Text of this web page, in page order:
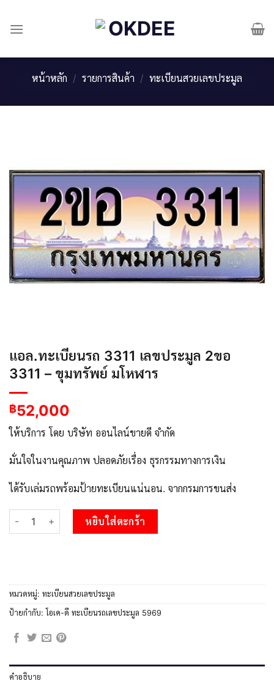
content
หน้าหลัก / รายการสินค้า / ทะเบียนสวยเลขประมูล
แอล.ทะเบียนรถ 3311 เลขประมูล 2ขอ
3311 – ขุมทรัพย์ มโหฬาร
฿52,000
ให้บริการ โดย บริษัท ออนไลน์ขายดี จำกัด
มั่นใจในงานคุณภาพ ปลอดภัยเรื่อง ธุรกรรมทางการเงิน
ได้รับเล่มรถพร้อมป้ายทะเบียนแน่นอน. จากกรมการขนส่ง
จำนวน แอล.ทะเบียนรถ 3311 เลขประมูล 2ขอ 3311 - ขุมทรัพย์ มโห
หยิบใส่ตะกร้า
หมวดหมู่: ทะเบียนสวยเลขประมูล
ป้ายกำกับ: โอเค-ดี ทะเบียนรถเลขประมูล 5969
คำอธิบาย